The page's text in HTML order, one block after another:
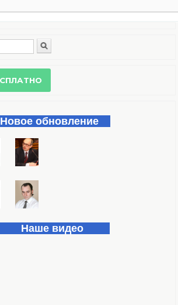
обновление
видео